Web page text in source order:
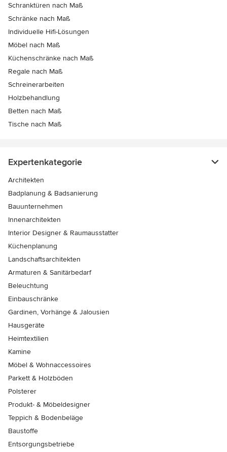
Schranktüren nach Maß
Schränke nach Maß
Individuelle Hifi-Lösungen
Möbel nach Maß
Küchenschränke nach Maß
Regale nach Maß
Schreinerarbeiten
Holzbehandlung
Betten nach Maß
Tische nach Maß
Expertenkategorie
Architekten
Badplanung & Badsanierung
Bauunternehmen
Innenarchitekten
Interior Designer & Raumausstatter
Küchenplanung
Landschaftsarchitekten
Armaturen & Sanitärbedarf
Beleuchtung
Einbauschränke
Gardinen, Vorhänge & Jalousien
Hausgeräte
Heimtextilien
Kamine
Möbel & Wohnaccessoires
Parkett & Holzböden
Polsterer
Produkt- & Möbeldesigner
Teppich & Bodenbeläge
Baustoffe
Entsorgungsbetriebe